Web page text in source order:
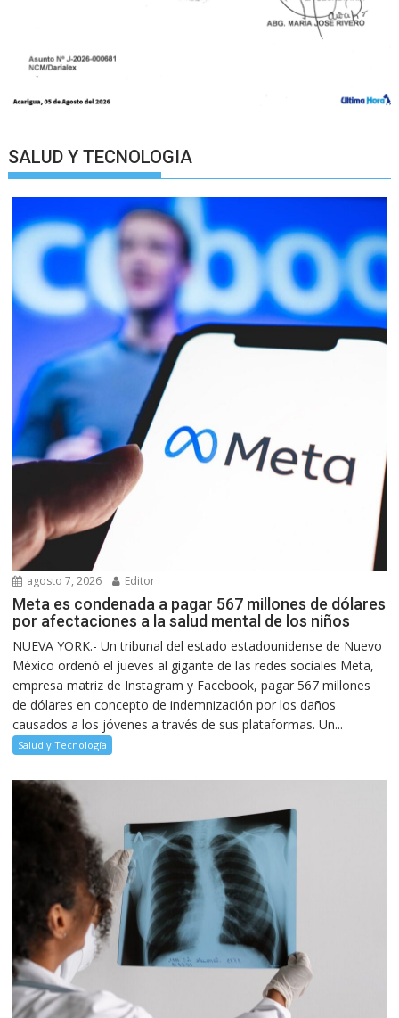
SALUD Y TECNOLOGIA
agosto 7, 2026 Editor
Meta es condenada a pagar 567 millones de dólares
por afectaciones a la salud mental de los niños
NUEVA YORK.- Un tribunal del estado estadounidense de Nuevo
México ordenó el jueves al gigante de las redes sociales Meta,
empresa matriz de Instagram y Facebook, pagar 567 millones
de dólares en concepto de indemnización por los daños
causados a los jóvenes a través de sus plataformas. Un...
Salud y Tecnología